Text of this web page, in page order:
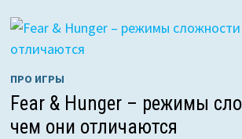
ПРО ИГРЫ
Fear & Hunger – режимы
чем они отличаются